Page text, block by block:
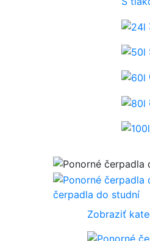
čerpadla do studní
Zobraziť